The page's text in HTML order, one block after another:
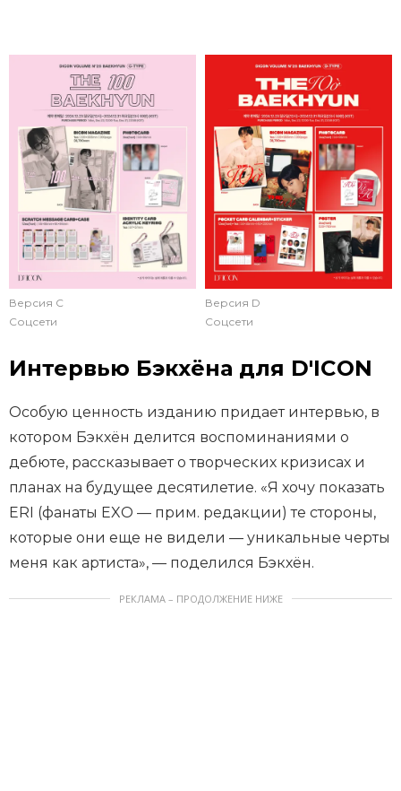
Версия C
Соцсети
Версия D
Соцсети
Интервью Бэкхёна для D'ICON
Особую ценность изданию придает интервью, в
котором Бэкхён делится воспоминаниями о
дебюте, рассказывает о творческих кризисах и
планах на будущее десятилетие. «Я хочу показать
ERI (фанаты EXO — прим. редакции) те стороны,
которые они еще не видели — уникальные черты
меня как артиста», — поделился Бэкхён.
РЕКЛАМА – ПРОДОЛЖЕНИЕ НИЖЕ